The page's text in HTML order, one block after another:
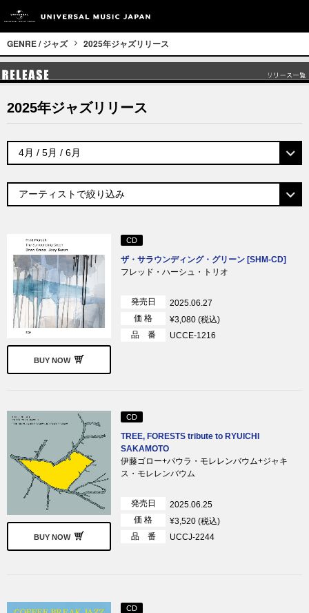
GENRE / ジャズ 2025年ジャズリリース
2025年ジャズリリース
BUY NOW
CD
ザ・サラウンディング・グリーン [SHM-CD]
フレッド・ハーシュ・トリオ
発売日
2025.06.27
価 格
¥3,080 (税込)
品 番
UCCE-1216
BUY NOW
CD
TREE, FORESTS tribute to RYUICHI
SAKAMOTO
伊藤ゴロー+パウラ・モレレンバウム+ジャキ
ス・モレレンバウム
発売日
2025.06.25
価 格
¥3,520 (税込)
品 番
UCCJ-2244
CD